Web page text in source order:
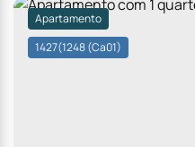
1427(1248 (Ca01)
Apartamento